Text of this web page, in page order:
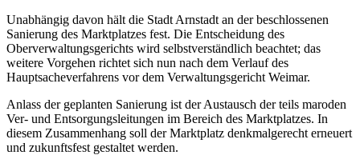
Unabhängig davon hält die Stadt Arnstadt an der beschlossenen
Sanierung des Marktplatzes fest. Die Entscheidung des
Oberverwaltungsgerichts wird selbstverständlich beachtet; das
weitere Vorgehen richtet sich nun nach dem Verlauf des
Hauptsacheverfahrens vor dem Verwaltungsgericht Weimar.
Anlass der geplanten Sanierung ist der Austausch der teils maroden
Ver- und Entsorgungsleitungen im Bereich des Marktplatzes. In
diesem Zusammenhang soll der Marktplatz denkmalgerecht erneuert
und zukunftsfest gestaltet werden.